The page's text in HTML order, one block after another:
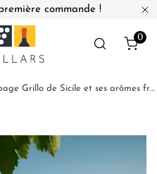
commande !
0
Découvrir le cépage Grillo de Sicile et ses arômes fruités